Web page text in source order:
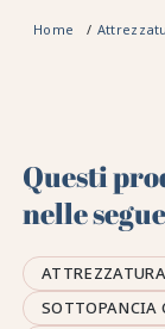
Home
Questi
nelle
SOTTOPANCIA